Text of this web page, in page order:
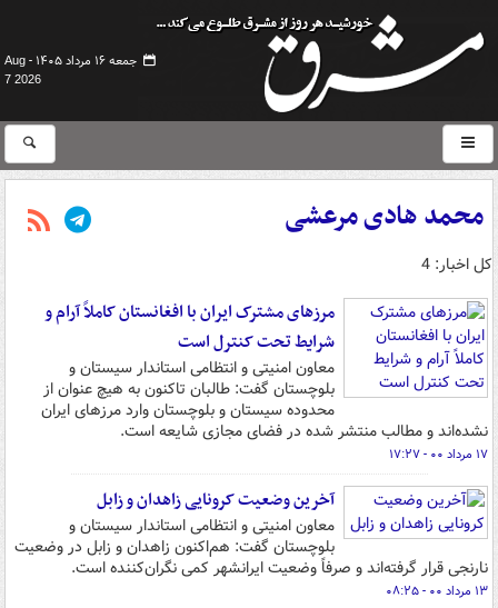
جمعه ۱۶ مرداد ۱۴۰۵ -
Aug
7 2026
محمد هادی مرعشی
کل اخبار: 4
مرزهای مشترک ایران با افغانستان کاملاً آرام و
شرایط تحت کنترل است
معاون امنیتی و انتظامی استاندار سیستان و
بلوچستان گفت: طالبان تاکنون به هیچ عنوان از
محدوده سیستان و بلوچستان وارد مرزهای ایران
نشده‌اند و مطالب منتشر شده در فضای مجازی شایعه است.
۱۷ مرداد ۰۰ - ۱۷:۲۷
آخرین وضعیت کرونایی زاهدان و زابل
معاون امنیتی و انتظامی استاندار سیستان و
بلوچستان گفت: هم‌اکنون زاهدان و زابل در وضعیت
نارنجی قرار گرفته‌اند و صرفاً وضعیت ایرانشهر کمی نگران‌کننده است.
۱۳ مرداد ۰۰ - ۰۸:۲۵